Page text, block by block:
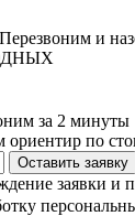
Перезвоним и
за 2 минуты
по
Оставить заявку
заявки